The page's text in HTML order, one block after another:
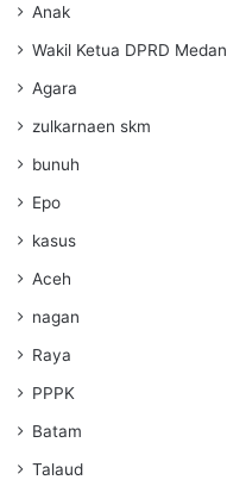
Anak
Wakil Ketua DPRD Medan
Agara
zulkarnaen skm
bunuh
Epo
kasus
Aceh
nagan
Raya
PPPK
Batam
Talaud